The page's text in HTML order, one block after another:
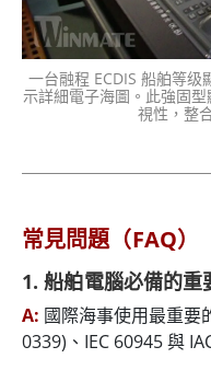
一台融程 ECDIS 船舶等
示詳細電子海圖。此強固
視性，整
常見問題（FAQ）
1. 船舶電腦必備的重
A: 國際海事使用最重要
0339)、IEC 60945 與